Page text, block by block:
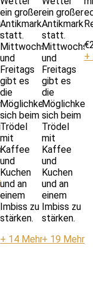
ein großer
Antikmarkt
statt.
Mittwochs
und
Freitags
gibt es
die
Möglichkeit
sich beim
Trödel
mit
Kaffee
und
Kuchen
und an
einem
Imbiss zu
stärken.
+ 14 Mehr
ein großer
Antikmarkt
statt.
Mittwochs
und
Freitags
gibt es
die
Möglichkeit
sich beim
Trödel
mit
Kaffee
und
Kuchen
und an
einem
Imbiss zu
stärken.
+ 19 Mehr
+